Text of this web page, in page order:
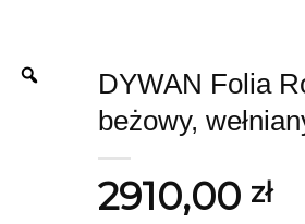
DYWAN Folia
beżowy,
2910,00 zł